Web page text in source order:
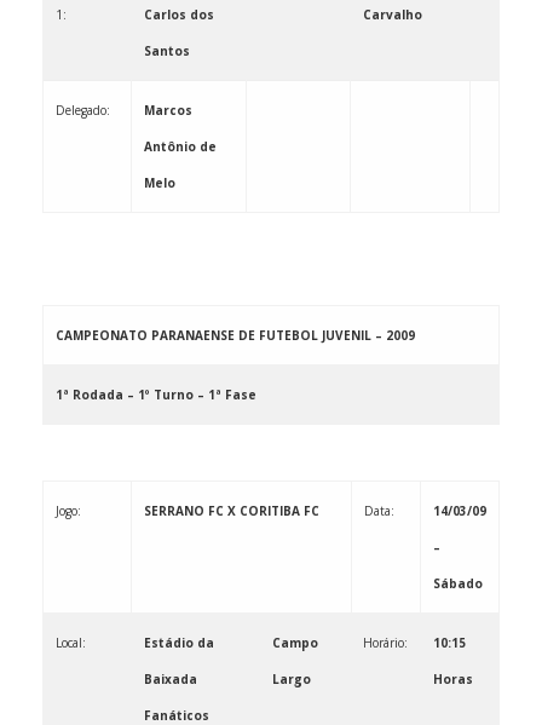
1: Carlos dos
Santos
Carvalho
Delegado: Marcos
Antônio de
Melo
CAMPEONATO PARANAENSE DE FUTEBOL JUVENIL – 2009
1ª Rodada – 1º Turno – 1ª Fase
Jogo: SERRANO FC X CORITIBA FC Data: 14/03/09
–
Sábado
Local: Estádio da
Baixada
Fanáticos
Campo
Largo
Horário: 10:15
Horas